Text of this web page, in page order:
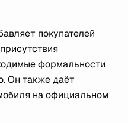
покупателей
формальности
Он также даёт
на официальном